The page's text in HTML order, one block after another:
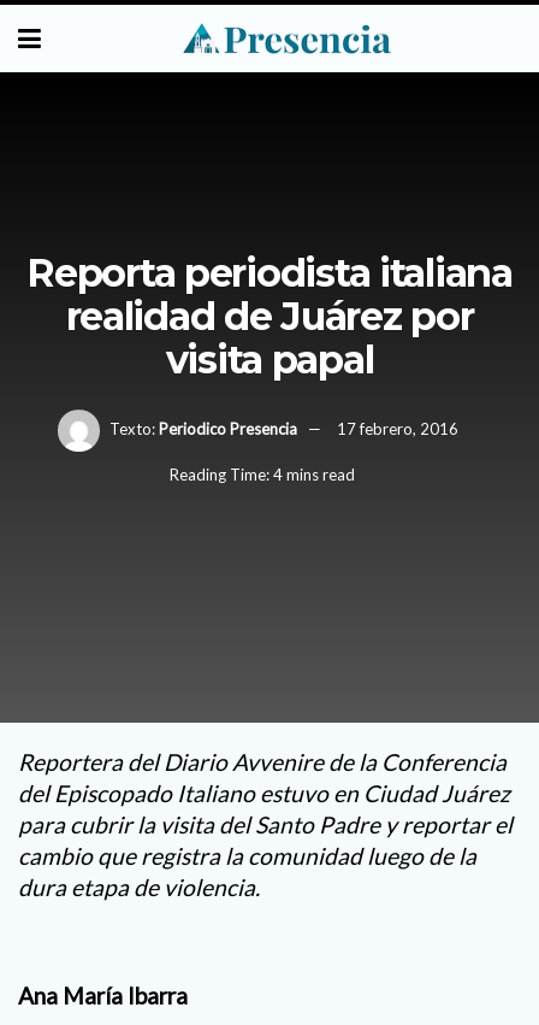
Reporta periodista italiana
realidad de Juárez por
visita papal
Texto: Periodico Presencia 17 febrero, 2016
Reading Time: 4 mins read
Reportera del Diario Avvenire de la Conferencia
del Episcopado Italiano estuvo en Ciudad Juárez
para cubrir la visita del Santo Padre y reportar el
cambio que registra la comunidad luego de la
dura etapa de violencia.
Ana María Ibarra